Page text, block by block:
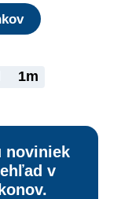
1m
noviniek
v